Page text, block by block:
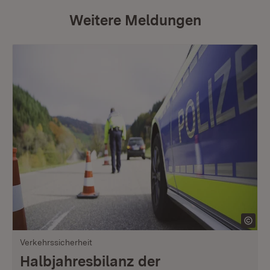
Weitere Meldungen
Verkehrssicherheit
Halbjahresbilanz der